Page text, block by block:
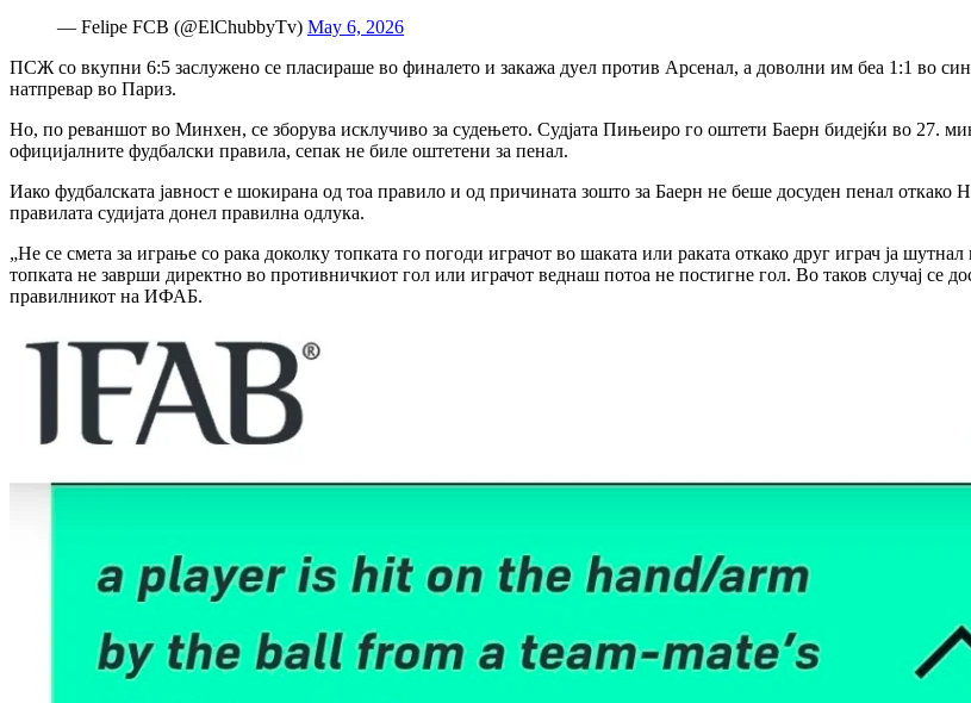
— Felipe FCB (@ElChubbyTv) May 6, 2026
ПСЖ со вкупни 6:5 заслужено се пласираше во финалето и закажа дуел против Арсенал, а доволни им беа 1:1 во
натпревар во Париз.
Но, по реваншот во Минхен, се зборува исклучиво за судењето. Судјата Пињеиро го оштети Баерн бидејќи во 27.
официјалните фудбалски правила, сепак не биле оштетени за пенал.
Иако фудбалската јавност е шокирана од тоа правило и од причината зошто за Баерн не беше досуден пенал откако
правилата судијата донел правилна одлука.
„Не се смета за играње со рака доколку топката го погоди играчот во шаката или раката откако друг играч ја
топката не заврши директно во противничкиот гол или играчот веднаш потоа не постигне гол. Во таков случај се
правилникот на ИФАБ.